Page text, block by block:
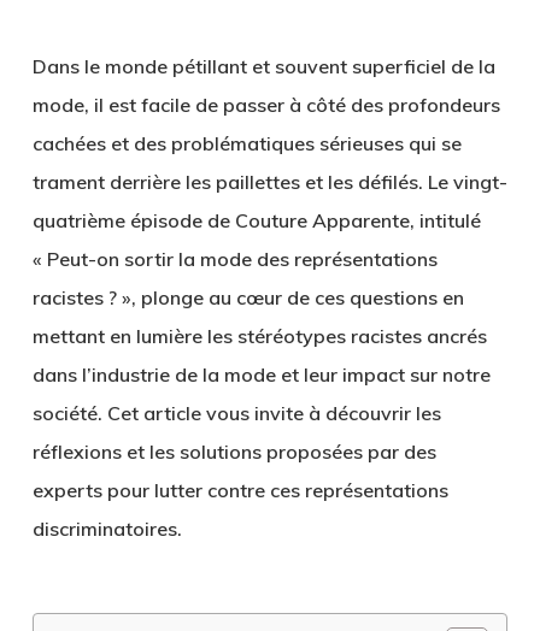
Dans le monde pétillant et souvent superficiel de la
mode, il est facile de passer à côté des profondeurs
cachées et des problématiques sérieuses qui se
trament derrière les paillettes et les défilés. Le vingt-
quatrième épisode de Couture Apparente, intitulé
« Peut-on sortir la mode des représentations
racistes ? », plonge au cœur de ces questions en
mettant en lumière les stéréotypes racistes ancrés
dans l’industrie de la mode et leur impact sur notre
société. Cet article vous invite à découvrir les
réflexions et les solutions proposées par des
experts pour lutter contre ces représentations
discriminatoires.